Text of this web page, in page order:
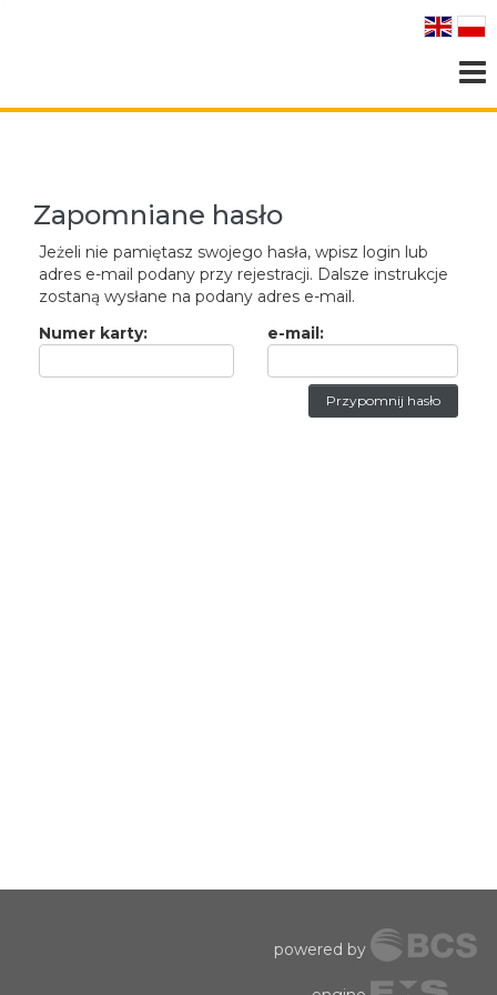
Zapomniane hasło
Jeżeli nie pamiętasz swojego hasła, wpisz login lub
adres e-mail podany przy rejestracji. Dalsze instrukcje
zostaną wysłane na podany adres e-mail.
Numer karty:
e-mail:
powered by